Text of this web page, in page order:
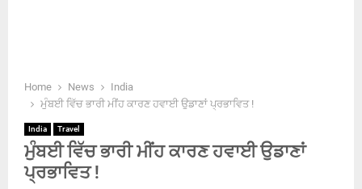
Home News
India
ਮੁੰਬਈ ਵਿੱਚ ਭਾਰੀ ਮੀਂਹ ਕਾਰਣ ਹਵਾਈ ਉਡਾਣਾਂ ਪ੍ਰਭਾਵਿਤ !
India Travel
ਮੁੰਬਈ ਵਿੱਚ ਭਾਰੀ ਮੀਂਹ ਕਾਰਣ ਹਵਾਈ ਉਡਾਣਾਂ
ਪ੍ਰਭਾਵਿਤ !